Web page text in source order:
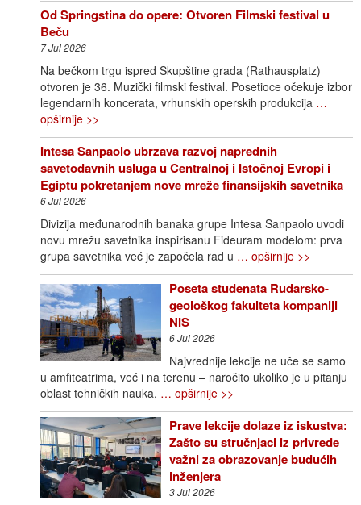
Od Springstina do opere: Otvoren Filmski festival u
Beču
7 Jul 2026
Na bečkom trgu ispred Skupštine grada (Rathausplatz)
otvoren je 36. Muzički filmski festival. Posetioce očekuje izbor
legendarnih koncerata, vrhunskih operskih produkcija …
opširnije >>
Intesa Sanpaolo ubrzava razvoj naprednih
savetodavnih usluga u Centralnoj i Istočnoj Evropi i
Egiptu pokretanjem nove mreže finansijskih savetnika
6 Jul 2026
Divizija međunarodnih banaka grupe Intesa Sanpaolo uvodi
novu mrežu savetnika inspirisanu Fideuram modelom: prva
grupa savetnika već je započela rad u … opširnije >>
Poseta studenata Rudarsko-
geološkog fakulteta kompaniji
NIS
6 Jul 2026
Najvrednije lekcije ne uče se samo
u amfiteatrima, već i na terenu – naročito ukoliko je u pitanju
oblast tehničkih nauka, … opširnije >>
Prave lekcije dolaze iz iskustva:
Zašto su stručnjaci iz privrede
važni za obrazovanje budućih
inženjera
3 Jul 2026